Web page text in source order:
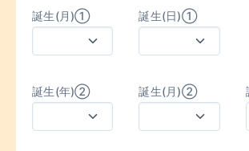
誕生(月)① 誕生(日)①
誕生(年)② 誕生(月)②